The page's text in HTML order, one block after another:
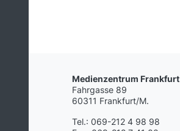
Medienzentrum Frankfurt
Fahrgasse 89
60311 Frankfurt/M.
Tel.: 069-212 4 98 98